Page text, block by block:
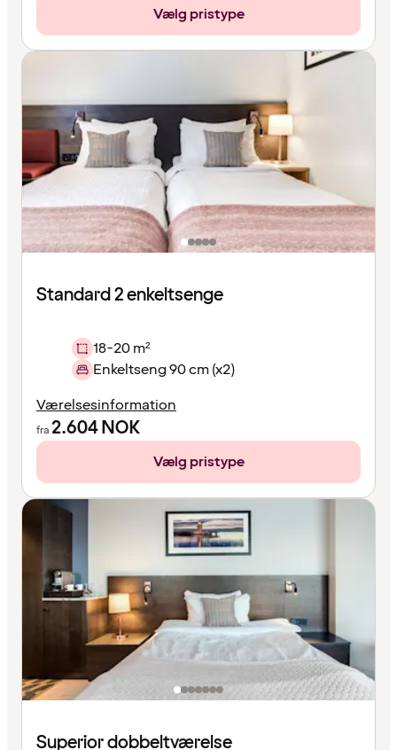
Vælg pristype
Standard 2 enkeltsenge
18-20 m²
Enkeltseng 90 cm (x2)
Værelsesinformation
fra 2.604NOK
Vælg pristype
Superior dobbeltværelse